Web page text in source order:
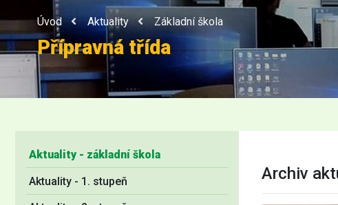
Úvod Aktuality Základní škola
Přípravná třída
Aktuality - základní škola
Aktuality - 1. stupeň Archiv